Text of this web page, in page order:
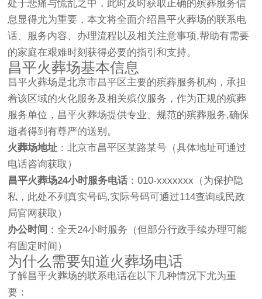
处于悲痛与慌乱之中，此时及时获取正确的殡葬服务信
息显得尤为重要，本文将全面介绍昌平火葬场的联系电
话、服务内容、办理流程以及相关注意事项,帮助有需要
的家庭在艰难时刻获得必要的指引和支持。
昌平火葬场基本信息
昌平火葬场是北京市昌平区主要的殡葬服务机构，承担
着该区域的火化服务及相关殡仪服务，作为正规的殡葬
服务单位，昌平火葬场提供专业、规范的殡葬服务,确保
逝者得到有尊严的送别。
火葬场地址 ：北京市昌平区某路某号（具体地址可通过
电话咨询获取）
昌平火葬场24小时服务电话 ：010-xxxxxxx（为保护隐
私，此处不列真实号码,实际号码可通过114查询或民政
局官网获取）
办公时间 ：全天24小时服务（但部分行政手续办理可能
有固定时间）
为什么需要知道火葬场电话
了解昌平火葬场的联系电话在以下几种情况下尤为重
要：